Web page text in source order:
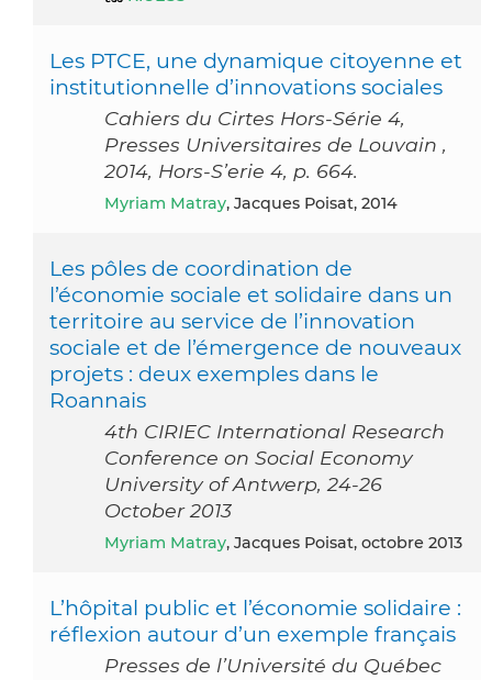
Les PTCE, une dynamique citoyenne et
institutionnelle d’innovations sociales
Cahiers du Cirtes Hors-Série 4,
Presses Universitaires de Louvain ,
2014, Hors-S’erie 4, p. 664.
Myriam Matray, Jacques Poisat, 2014
Les pôles de coordination de
l’économie sociale et solidaire dans un
territoire au service de l’innovation
sociale et de l’émergence de nouveaux
projets : deux exemples dans le
Roannais
4th CIRIEC International Research
Conference on Social Economy
University of Antwerp, 24-26
October 2013
Myriam Matray, Jacques Poisat, octobre 2013
L’hôpital public et l’économie solidaire :
réflexion autour d’un exemple français
Presses de l’Université du Québec